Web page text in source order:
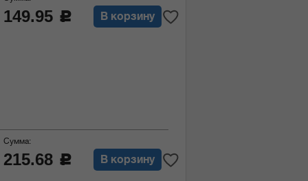
149.95 c В корзину
Сумма:
215.68 c В корзину